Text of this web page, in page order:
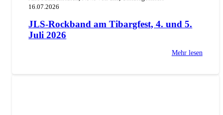
16.07.2026
JLS-Rockband am Tibargfest, 4. und 5.
Juli 2026
Mehr lesen